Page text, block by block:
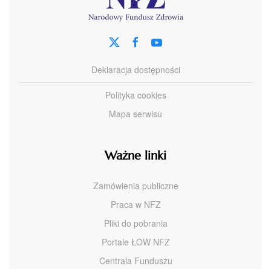
Deklaracja dostępności
Polityka cookies
Mapa serwisu
Ważne linki
Zamówienia publiczne
Praca w NFZ
Pliki do pobrania
Portale ŁOW NFZ
Centrala Funduszu